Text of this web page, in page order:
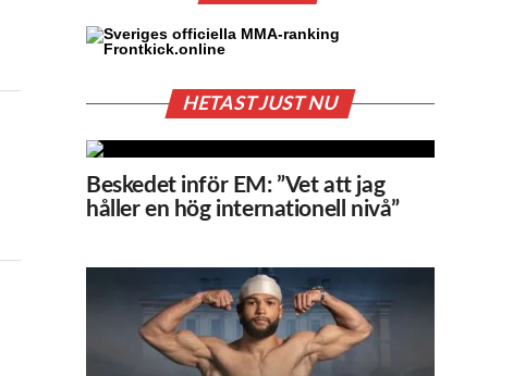
HETAST JUST NU
Beskedet inför EM: ”Vet att jag
håller en hög internationell nivå”